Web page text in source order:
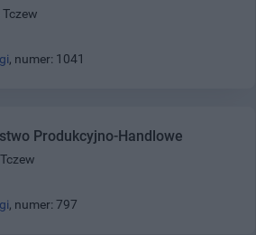
, numer: 1041
Produkcyjno-Handlowe
, numer: 797